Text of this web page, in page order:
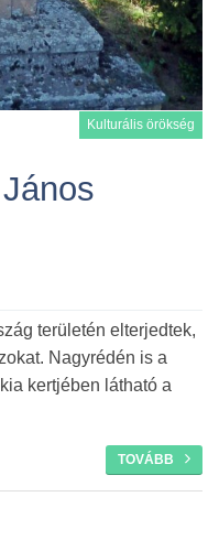
Kulturális örökség
területén elterjedtek,
Nagyrédén is a
kertjében látható a
TOVÁBB